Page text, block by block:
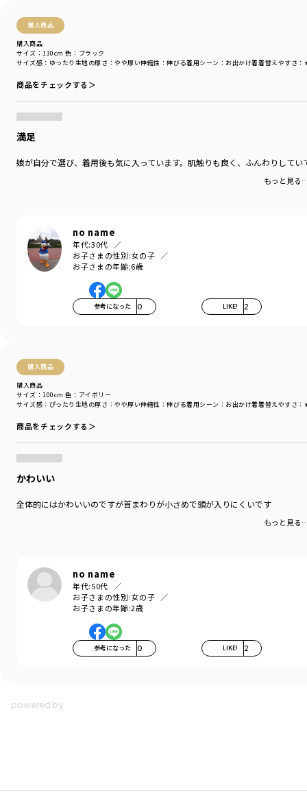
購入商品
購入商品
サイズ感 ：ゆったり 生地の厚さ ：やや厚い伸縮性 ：伸びる着用シーン ：お出かけ着着替えやすさ
サイズ：130cm 色：ブラック
商品をチェックする＞
満足
娘が自分で選び、着用後も気に入っています。肌触りも良く、ふんわりしてい
もっと見る
no name
年代:30代
お子さまの性別:女の子
お子さまの年齢:6歳
参考になった 0 LIKE! 2
購入商品
購入商品
サイズ感 ：ぴったり 生地の厚さ ：やや厚い伸縮性 ：伸びる着用シーン ：お出かけ着着替えやすさ
サイズ：100cm 色：アイボリー
商品をチェックする＞
かわいい
全体的にはかわいいのですが首まわりが小さめで頭が入りにくいです
もっと見る
no name
年代:50代
お子さまの性別:女の子
お子さまの年齢:2歳
参考になった 0 LIKE! 2